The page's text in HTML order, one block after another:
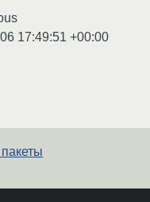
17:49:51 +00:00